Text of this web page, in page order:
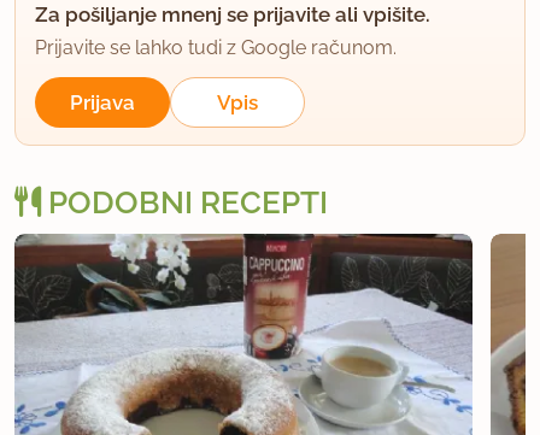
6.9.2008 ob 12:04
Zelo okusen, mehek in puhast kolač - nič zbit ali
suh.
potrebno dodati več tekočine (mleka).
uporabno
mayam
član od 2006 7 sporočil
15.11.2008 ob 18:13
Za pošiljanje mnenj se prijavite ali vpišite.
Prijavite se lahko tudi z Google računom.
Prijava Vpis
PODOBNI RECEPTI